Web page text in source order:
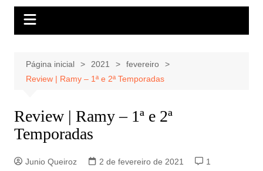
Página inicial 2021
fevereiro
Review | Ramy – 1ª e 2ª Temporadas
Review | Ramy – 1ª e 2ª
Temporadas
Junio Queiroz 2 de fevereiro de 2021
1